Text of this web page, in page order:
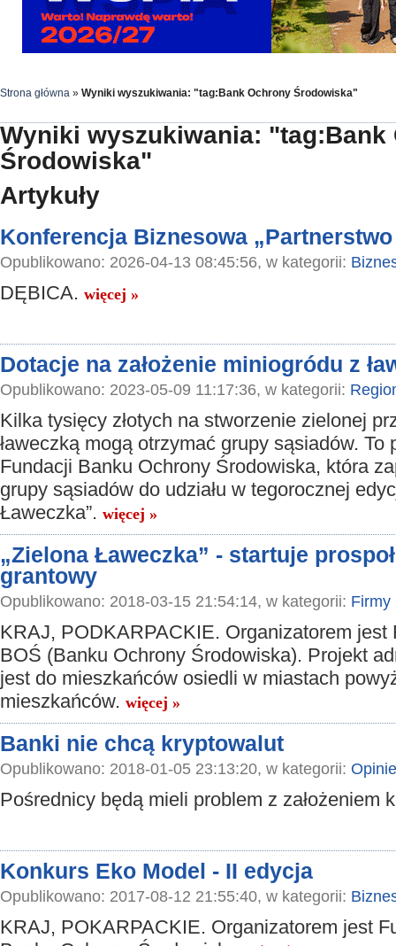
Strona główna » Wyniki wyszukiwania: "tag:Bank Ochrony Środowiska"
Wyniki wyszukiwania: "tag:Bank
Środowiska"
Artykuły
Konferencja Biznesowa
Opublikowano: 2026-04-13 08:45:56, w kategorii:
DĘBICA. więcej »
Dotacje na założenie miniogródu z
Opublikowano: 2023-05-09 11:17:36, w kategorii:
Kilka tysięcy złotych na stworzenie zielonej
ławeczką mogą otrzymać grupy sąsiadów. To
Fundacji Banku Ochrony Środowiska, która
grupy sąsiadów do udziału w tegorocznej
Ławeczka”. więcej »
„Zielona Ławeczka” - startuje
grantowy
Opublikowano: 2018-03-15 21:54:14, w kategorii: Firmy
KRAJ, PODKARPACKIE. Organizatorem jest
BOŚ (Banku Ochrony Środowiska). Projekt
jest do mieszkańców osiedli w miastach
mieszkańców. więcej »
Banki nie chcą kryptowalut
Opublikowano: 2018-01-05 23:13:20, w kategorii: Opinie
Pośrednicy będą mieli problem z założeniem
Konkurs Eko Model - II edycja
Opublikowano: 2017-08-12 21:55:40, w kategorii:
KRAJ, POKARPACKIE. Organizatorem jest